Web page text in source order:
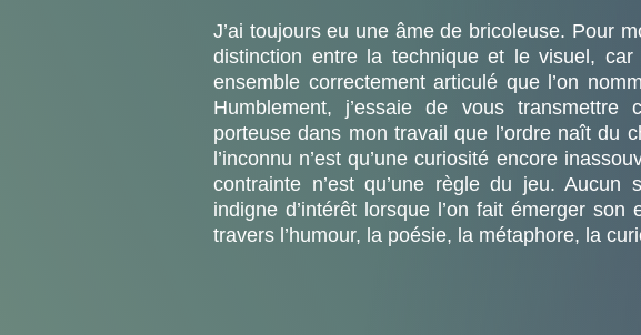
J’ai toujours eu une âme de bricoleuse. Pour
distinction entre la technique et le visuel, car
ensemble correctement articulé que l’on
Humblement, j’essaie de vous transmettre
porteuse dans mon travail que l’ordre naît du
l’inconnu n’est qu’une curiosité encore
contrainte n’est qu’une règle du jeu. Aucun
indigne d’intérêt lorsque l’on fait émerger son
travers l’humour, la poésie, la métaphore, la